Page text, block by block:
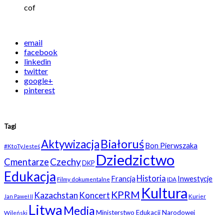
cof
email
facebook
linkedin
twitter
google+
pinterest
Tagi
#KtoTyJesteśAktywizacjaBiałoruśBon Pierwszaka
CmentarzeCzechyDKP Dziedzictwo
Edukacja Filmy dokumentalne Francja Historia IDA Inwestycje
Jan Paweł II Kazachstan Koncert KPRM Kultura Kurier
Wileński Litwa MediaMinisterstwo Edukacji Narodowej